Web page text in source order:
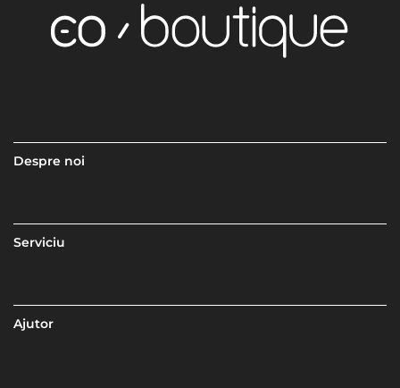
Despre noi
Serviciu
Ajutor